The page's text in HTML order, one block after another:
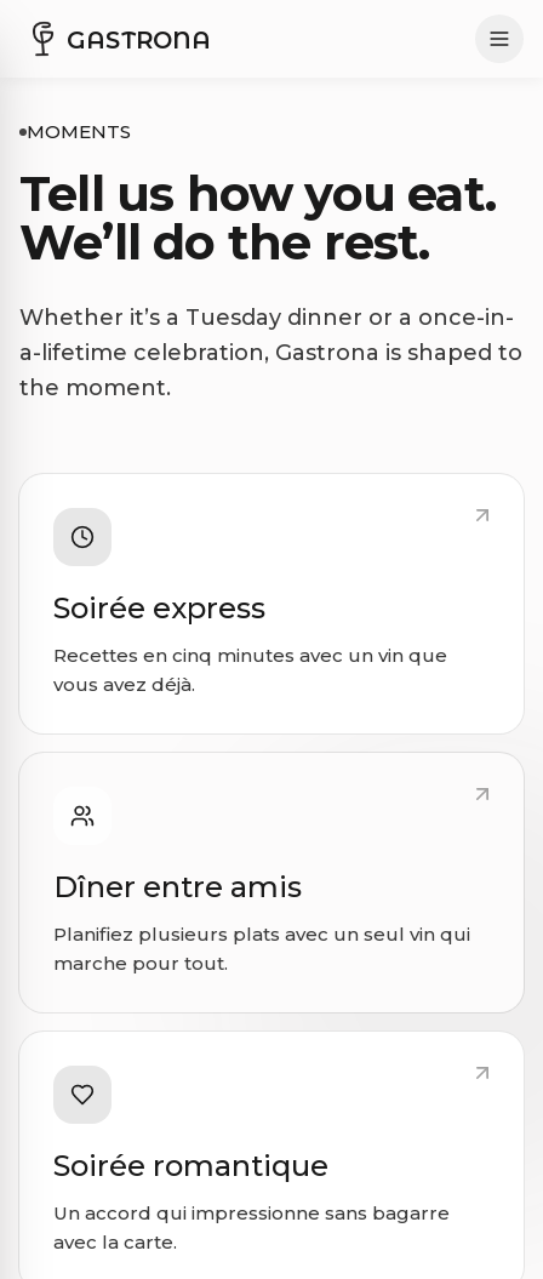
GASTRONA
MOMENTS
Tell us how you eat.
We’ll do the rest.
Whether it’s a Tuesday dinner or a once-in-
a-lifetime celebration, Gastrona is shaped to
the moment.
Soirée express
Recettes en cinq minutes avec un vin que
vous avez déjà.
Dîner entre amis
Planifiez plusieurs plats avec un seul vin qui
marche pour tout.
Soirée romantique
Un accord qui impressionne sans bagarre
avec la carte.